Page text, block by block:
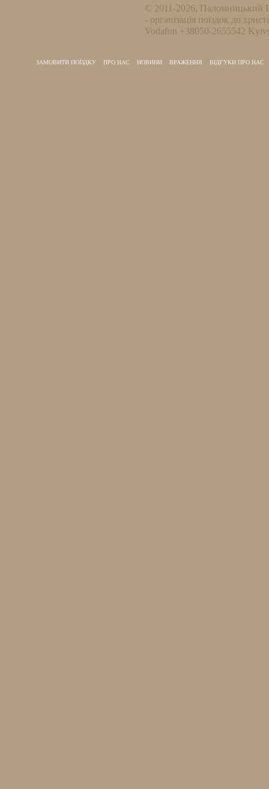
© 2011-2026, Паломницький
- організація поїздок до
Vodafon +38050-2655542
ЗАМОВИТИ ПОЇЗДКУ ПРО НАС НОВИНИ ВРАЖЕННЯ ВІДГУКИ ПРО НАС